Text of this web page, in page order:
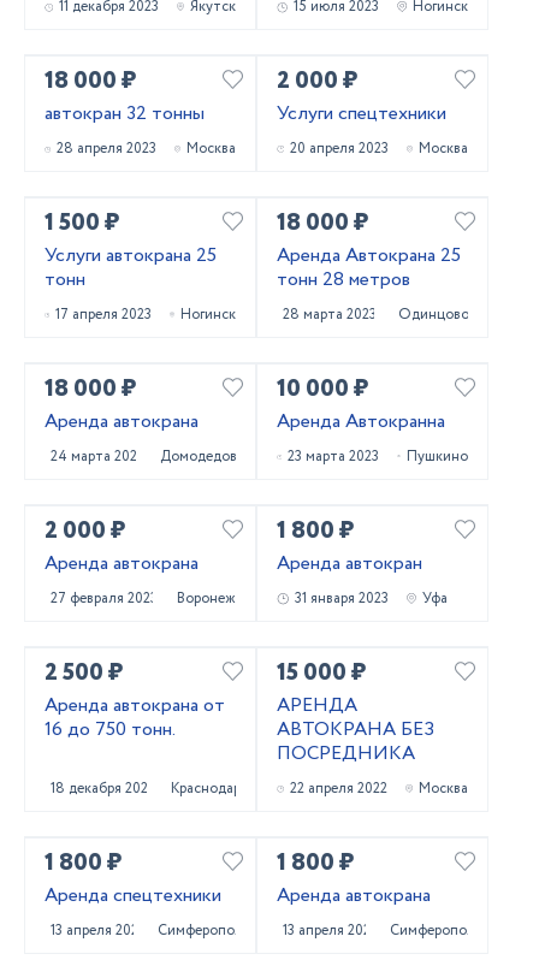
11 декабря 2023 Якутск 15 июля 2023 Ногинск
18 000 ₽
автокран 32 тонны
28 апреля 2023 Москва
2 000 ₽
Услуги спецтехники
20 апреля 2023 Москва
1 500 ₽
Услуги автокрана 25
тонн
17 апреля 2023 Ногинск
18 000 ₽
Аренда Автокрана 25
тонн 28 метров
28 марта 2023 Одинцово
18 000 ₽
Аренда автокрана
24 марта 2023 Домодедово
10 000 ₽
Аренда Автокранна
23 марта 2023 Пушкино
2 000 ₽
Аренда автокрана
27 февраля 2023 Воронеж
1 800 ₽
Аренда автокран
31 января 2023 Уфа
2 500 ₽
Аренда автокрана от
16 до 750 тонн.
18 декабря 2022 Краснодар
15 000 ₽
АРЕНДА
АВТОКРАНА БЕЗ
ПОСРЕДНИКА
22 апреля 2022 Москва
1 800 ₽
Аренда спецтехники
13 апреля 2022 Симферополь
1 800 ₽
Аренда автокрана
13 апреля 2022 Симферополь